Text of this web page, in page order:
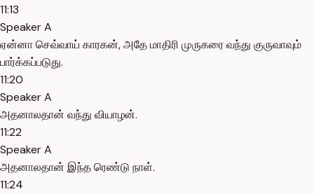
11:13
Speaker A
ஏன்னா செவ்வாய் காரகன், அதே மாதிரி முருகரை வந்து குருவாவும்
பார்க்கப்படுது.
11:20
Speaker A
அதனாலதான் வந்து வியாழன்.
11:22
Speaker A
அதனாலதான் இந்த ரெண்டு நாள்.
11:24